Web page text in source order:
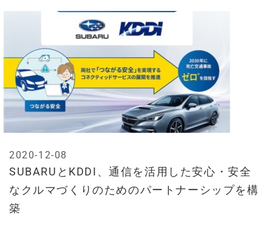
SUBARUとKDDI、通信を活用した安心・安全
なクルマづくりのためのパートナーシップを構
築
2020-12-08